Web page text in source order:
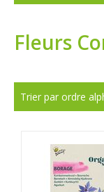
Fleurs
Trier par ordre